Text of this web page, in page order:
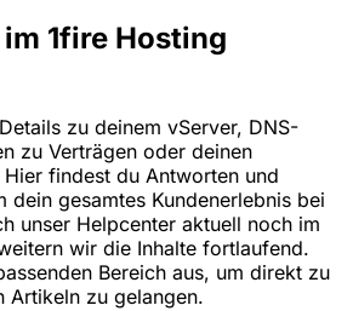
1fire Hosting
zu deinem vServer, DNS-
zu Verträgen oder deinen
findest du Antworten und
dein gesamtes Kundenerlebnis bei
unser Helpcenter aktuell noch im
wir die Inhalte fortlaufend.
Bereich aus, um direkt zu
Artikeln zu gelangen.